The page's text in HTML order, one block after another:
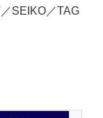
SEIKO／TAG